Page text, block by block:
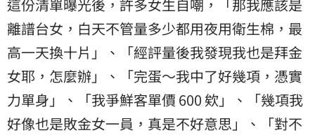
這份清單曝光後，許多女生自嘲，「那我應該是
離譜台女，白天不管量多少都用夜用衛生棉，最
高一天換十片」、「經評量後我發現我也是拜金
女耶，怎麼辦」、「完蛋～我中了好幾項，憑實
力單身」、「我爭鮮客單價 600 欸」、「幾項我
好像也是敗金女一員，真是不好意思」、「對不